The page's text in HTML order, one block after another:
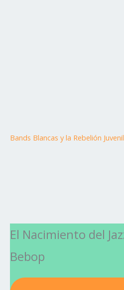
Bands Blancas y la Rebelión Juvenil
El Nacimiento del
Bebop